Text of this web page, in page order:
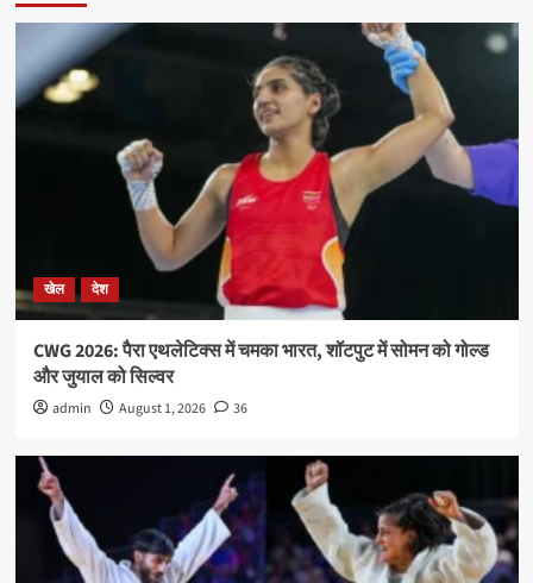
खेल देश
CWG 2026: पैरा एथलेटिक्स में चमका भारत, शॉटपुट में सोमन को गोल्ड
और जुयाल को सिल्वर
admin August 1, 2026 36